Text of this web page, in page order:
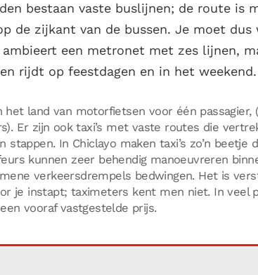
bestaan vaste buslijnen; de route is
de zijkant van de bussen. Je moet dus
een metronet met zes lijnen,
rijdt op feestdagen en in het weekend.
Er zijn ook taxi’s met vaste routes die
stappen. In Chiclayo maken taxi’s zo’n beetje
kunnen zeer behendig manoeuvreren
verkeersdrempels bedwingen. Het is
je instapt; taximeters kent men niet. In veel
vooraf vastgestelde prijs.